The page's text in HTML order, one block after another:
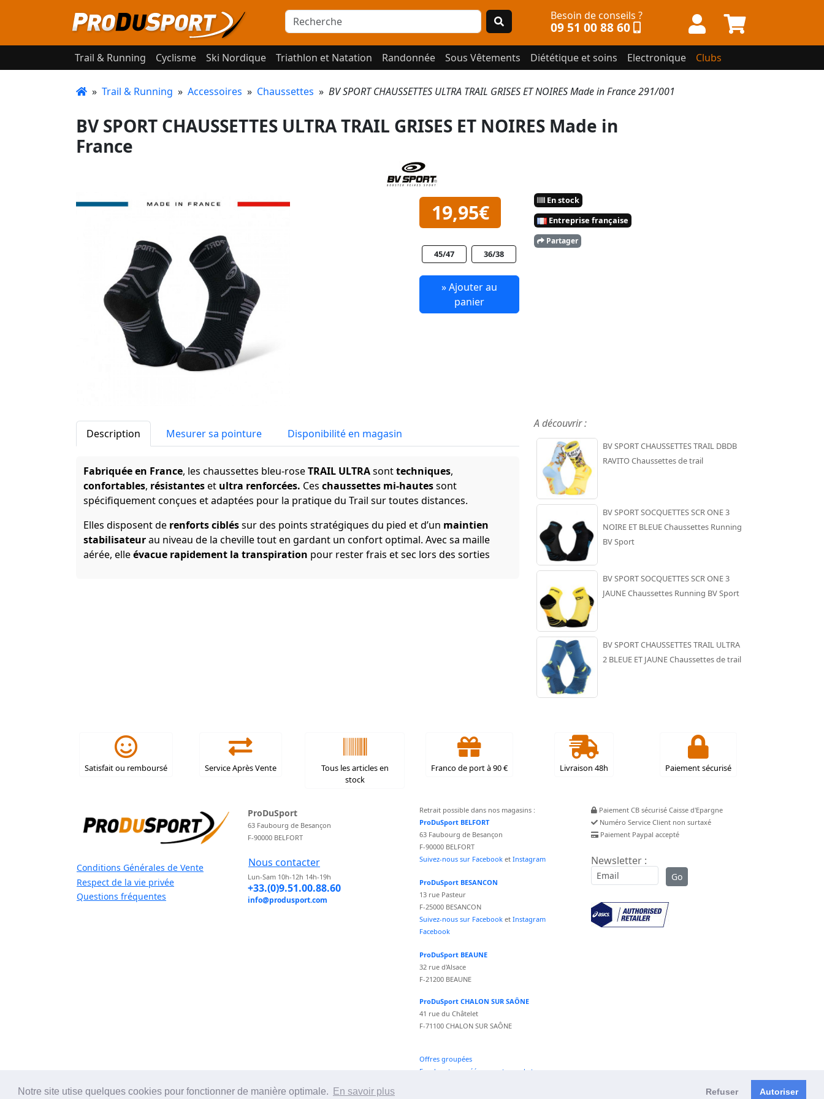
Notre site utise quelques cookies pour fonctionner de manière optimale. En savoir plus Refuser Autoriser
Besoin de conseils ?
09 51 00 88 60
Trail & Running Cyclisme Ski Nordique Triathlon et Natation Randonnée Sous Vêtements Diététique et soins Electronique Clubs
» Trail & Running » Accessoires » Chaussettes » BV SPORT CHAUSSETTES ULTRA TRAIL GRISES ET NOIRES Made in France 291/001
BV SPORT CHAUSSETTES ULTRA TRAIL GRISES ET NOIRES Made in
France
19,95€
45/47 36/38
» Ajouter au
panier
En stock
Entreprise française
Partager
Description Mesurer sa pointure Disponibilité en magasin
Fabriquée en France, les chaussettes bleu-roseTRAIL ULTRAsonttechniques,
confortables, résistanteset ultra renforcées. Ces chaussettes mi-hautessont
spécifiquement conçues et adaptées pour la pratique du Trail sur toutes distances.
Elles disposent de renforts cibléssur des points stratégiques du pied et d’un maintien
stabilisateurau niveau de la cheville tout en gardant un confort optimal. Avec sa maille
aérée, elleévacue rapidement la transpiration pour rester frais et sec lors des sorties
A découvrir :
BV SPORT CHAUSSETTES TRAIL DBDB
RAVITO Chaussettes de trail
BV SPORT SOCQUETTES SCR ONE 3
NOIRE ET BLEUE Chaussettes Running
BV Sport
BV SPORT SOCQUETTES SCR ONE 3
JAUNE Chaussettes Running BV Sport
BV SPORT CHAUSSETTES TRAIL ULTRA
2 BLEUE ET JAUNE Chaussettes de trail
Satisfait ou remboursé Service Après Vente
Tous les articles en
stock
Franco de port à 90 € Livraison 48h Paiement sécurisé
Conditions Générales de Vente
Respect de la vie privée
Questions fréquentes
ProDuSport
63 Faubourg de Besançon
F-90000 BELFORT
Nous contacter
Lun-Sam 10h-12h 14h-19h
+33.(0)9.51.00.88.60
info@produsport.com
Retrait possible dans nos magasins :
ProDuSport BELFORT
63 Faubourg de Besançon
F-90000 BELFORT
Suivez-nous sur Facebook et Instagram
ProDuSport BESANCON
13 rue Pasteur
F-25000 BESANCON
Suivez-nous sur Facebook et Instagram
Facebook
ProDuSport BEAUNE
32 rue d'Alsace
F-21200 BEAUNE
ProDuSport CHALON SUR SAÔNE
41 rue du Châtelet
F-71100 CHALON SUR SAÔNE
Offres groupées
Fond vecteur créé par vectorpocket -
Paiement CB sécurisé Caisse d'Epargne
Numéro Service Client non surtaxé
Paiement Paypal accepté
Newsletter :